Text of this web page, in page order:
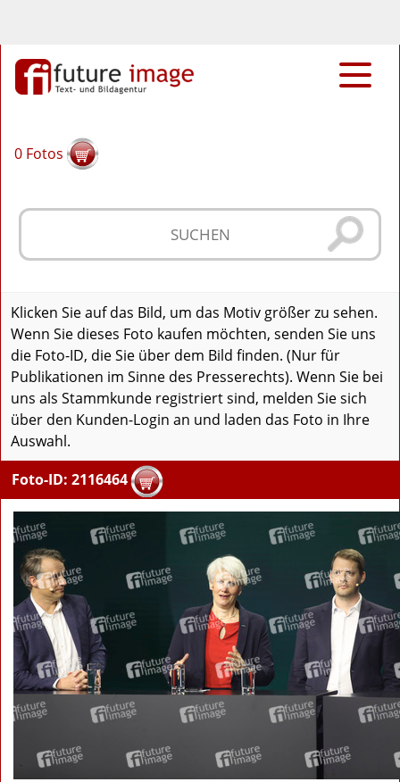
0 Fotos
Klicken Sie auf das Bild, um das Motiv größer zu sehen.
Wenn Sie dieses Foto kaufen möchten, senden Sie uns
die Foto-ID, die Sie über dem Bild finden. (Nur für
Publikationen im Sinne des Presserechts). Wenn Sie bei
uns als Stammkunde registriert sind, melden Sie sich
über den Kunden-Login an und laden das Foto in Ihre
Auswahl.
Foto-ID: 2116464